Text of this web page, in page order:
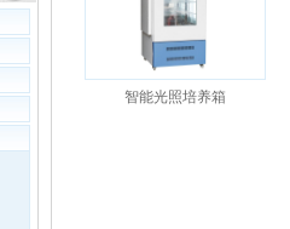
智能光照培养箱